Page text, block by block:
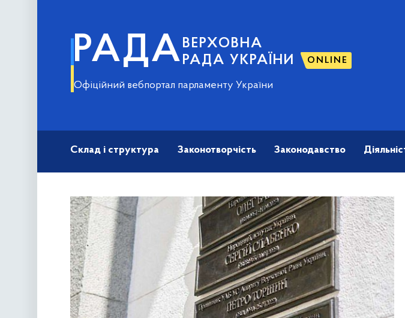
РАДА ВЕРХОВНА
РАДА УКРАЇНИ
ONLINE
Офіційний вебпортал парламенту України
Склад і структура Законотворчість Законодавство